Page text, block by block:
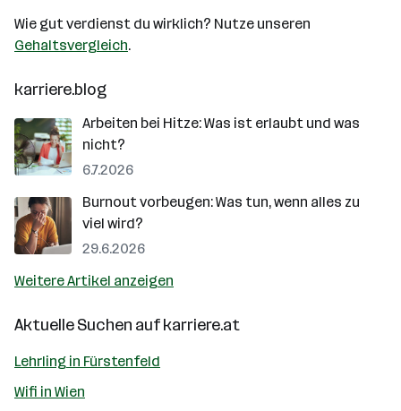
Wie gut verdienst du wirklich? Nutze unseren
Gehaltsvergleich.
karriere.blog
Arbeiten bei Hitze: Was ist erlaubt und was
nicht?
6.7.2026
Burnout vorbeugen: Was tun, wenn alles zu
viel wird?
29.6.2026
Weitere Artikel anzeigen
Aktuelle Suchen aufkarriere.at
Lehrling in Fürstenfeld
Wifi in Wien